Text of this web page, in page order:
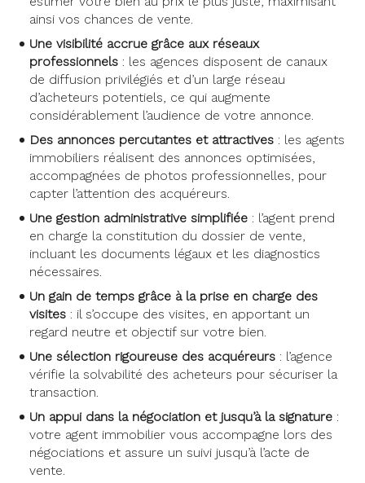
ainsi vos chances de vente.
Une visibilité accrue grâce aux réseaux
professionnels : les agences disposent de canaux
de diffusion privilégiés et d’un large réseau
d’acheteurs potentiels, ce qui augmente
considérablement l’audience de votre annonce.
Des annonces percutantes et attractives : les agents
immobiliers réalisent des annonces optimisées,
accompagnées de photos professionnelles, pour
capter l’attention des acquéreurs.
Une gestion administrative simplifiée : l’agent prend
en charge la constitution du dossier de vente,
incluant les documents légaux et les diagnostics
nécessaires.
Un gain de temps grâce à la prise en charge des
visites : il s’occupe des visites, en apportant un
regard neutre et objectif sur votre bien.
Une sélection rigoureuse des acquéreurs : l’agence
vérifie la solvabilité des acheteurs pour sécuriser la
transaction.
Un appui dans la négociation et jusqu’à la signature :
votre agent immobilier vous accompagne lors des
négociations et assure un suivi jusqu’à l’acte de
vente.